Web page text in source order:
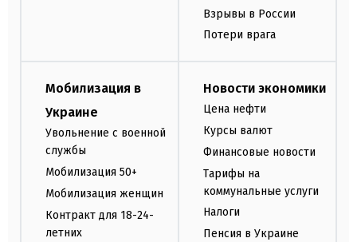
Взрывы в России
Потери врага
Мобилизация в
Украине
Увольнение с военной
службы
Мобилизация 50+
Мобилизация женщин
Контракт для 18-24-
летних
Новости экономики
Цена нефти
Курсы валют
Финансовые новости
Тарифы на
коммунальные услуги
Налоги
Пенсия в Украине